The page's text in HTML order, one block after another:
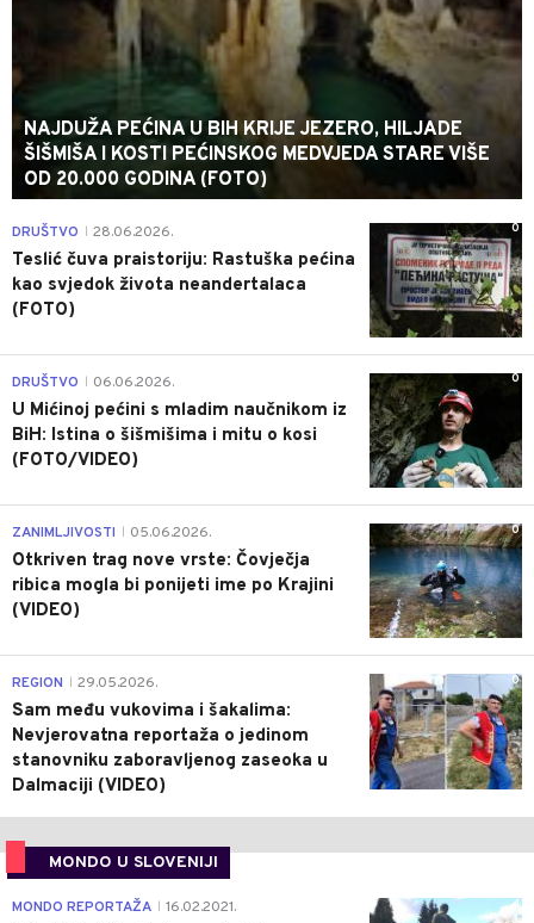
NAJDUŽA PEĆINA U BIH KRIJE JEZERO, HILJADE
ŠIŠMIŠA I KOSTI PEĆINSKOG MEDVJEDA STARE VIŠE
OD 20.000 GODINA (FOTO)
0
DRUŠTVO 28.06.2026.
Teslić čuva praistoriju: Rastuška pećina
kao svjedok života neandertalaca
(FOTO)
0
DRUŠTVO 06.06.2026.
U Mićinoj pećini s mladim naučnikom iz
BiH: Istina o šišmišima i mitu o kosi
(FOTO/VIDEO)
0
ZANIMLJIVOSTI 05.06.2026.
Otkriven trag nove vrste: Čovječja
ribica mogla bi ponijeti ime po Krajini
(VIDEO)
0
REGION 29.05.2026.
Sam među vukovima i šakalima:
Nevjerovatna reportaža o jedinom
stanovniku zaboravljenog zaseoka u
Dalmaciji (VIDEO)
MONDO U SLOVENIJI
4
MONDO REPORTAŽA 16.02.2021.